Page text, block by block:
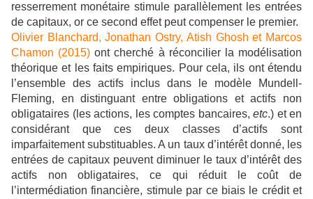
resserrement monétaire stimule parallèlement les entrées
de capitaux, or ce second effet peut compenser le premier.
Olivier Blanchard, Jonathan Ostry, Atish Ghosh et Marcos
Chamon (2015)ont cherché à réconcilier la modélisation
théorique et les faits empiriques. Pour cela, ils ont étendu
l’ensemble des actifs inclus dans le modèle Mundell-
Fleming, en distinguant entre obligations et actifs non
obligataires (les actions, les comptes bancaires, etc.) et en
considérant que ces deux classes d’actifs sont
imparfaitement substituables. A un taux d’intérêt donné, les
entrées de capitaux peuvent diminuer le taux d’intérêt des
actifs non obligataires, ce qui réduit le coût de
l’intermédiation financière, stimule par ce biais le crédit et